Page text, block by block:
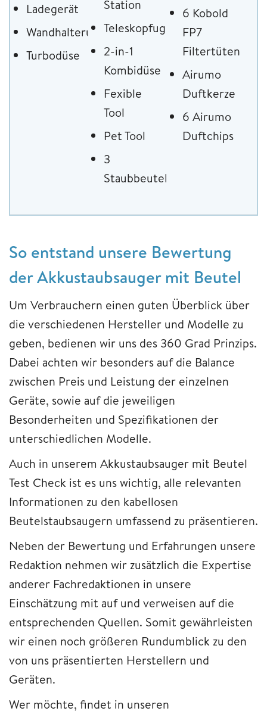
Ladegerät
Wandhalterung
Turbodüse
Station
Teleskopfugendüse
2-in-1
Kombidüse
Fexible
Tool
Pet Tool
3
Staubbeutel
6 Kobold
FP7
Filtertüten
Airumo
Duftkerze
6 Airumo
Duftchips
So entstand unsere Bewertung
der Akkustaubsauger mit Beutel
Um Verbrauchern einen guten Überblick über
die verschiedenen Hersteller und Modelle zu
geben, bedienen wir uns des 360 Grad Prinzips.
Dabei achten wir besonders auf die Balance
zwischen Preis und Leistung der einzelnen
Geräte, sowie auf die jeweiligen
Besonderheiten und Spezifikationen der
unterschiedlichen Modelle.
Auch in unserem Akkustaubsauger mit Beutel
Test Check ist es uns wichtig, alle relevanten
Informationen zu den kabellosen
Beutelstaubsaugern umfassend zu präsentieren.
Neben der Bewertung und Erfahrungen unsere
Redaktion nehmen wir zusätzlich die Expertise
anderer Fachredaktionen in unsere
Einschätzung mit auf und verweisen auf die
entsprechenden Quellen. Somit gewährleisten
wir einen noch größeren Rundumblick zu den
von uns präsentierten Herstellern und
Geräten.
Wer möchte, findet in unseren